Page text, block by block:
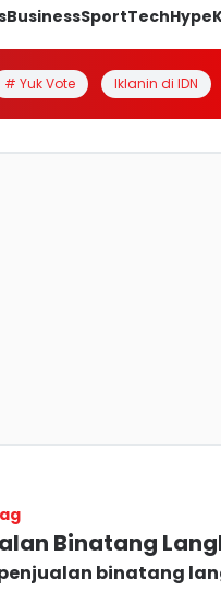
BusinessSportTechHype
# Yuk Vote Iklanin di IDN
Binatang
binatang